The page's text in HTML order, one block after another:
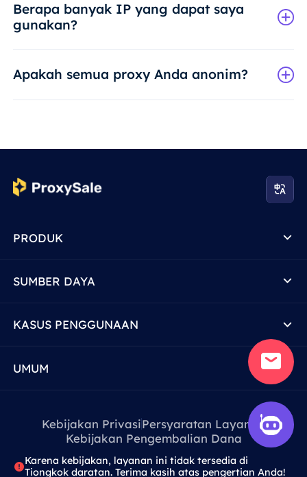
Berapa banyak IP yang dapat saya
gunakan?
Apakah semua proxy Anda anonim?
PRODUK
SUMBER DAYA
KASUS PENGGUNAAN
UMUM
Kebijakan PrivasiPersyaratan Layanan
Kebijakan Pengembalian Dana
Karena kebijakan, layanan ini tidak tersedia di
Tiongkok daratan. Terima kasih atas pengertian Anda!